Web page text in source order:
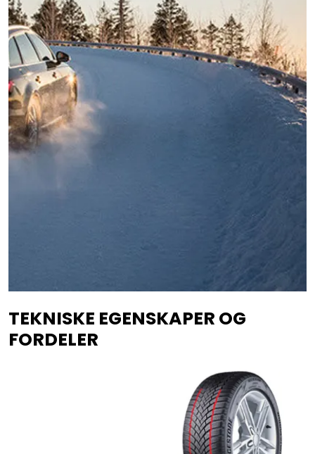
TEKNISKE EGENSKAPER OG
FORDELER